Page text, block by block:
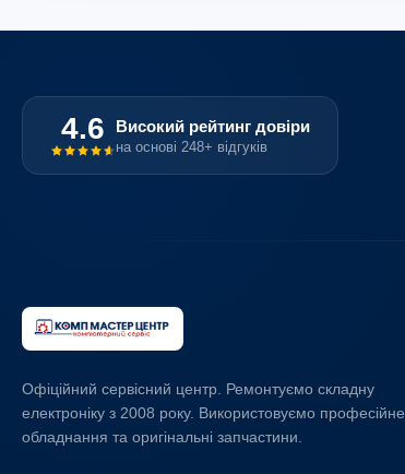
4.6 Високий рейтинг довіри
на основі 248+ відгуків
Офіційний сервісний центр. Ремонтуємо складну
електроніку з 2008 року. Використовуємо професійне
обладнання та оригінальні запчастини.